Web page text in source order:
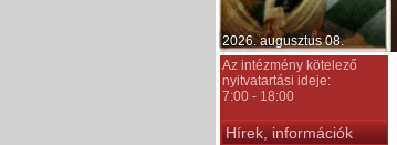
2026. augusztus 08.
Az intézmény kötelező
nyitvatartási ideje:
7:00 - 18:00
Hírek, információk